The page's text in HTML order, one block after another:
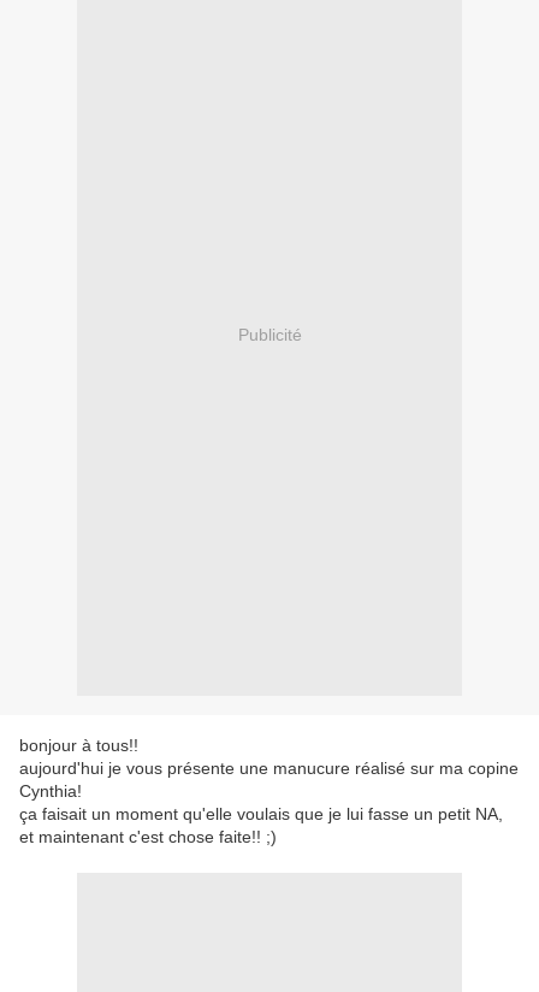
Publicité
bonjour à tous!!
aujourd'hui je vous présente une manucure réalisé sur ma copine
Cynthia!
ça faisait un moment qu'elle voulais que je lui fasse un petit NA,
et maintenant c'est chose faite!! ;)